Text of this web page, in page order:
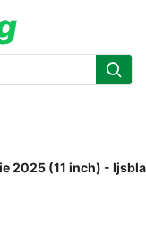
2025 (11 inch) - Ijsbla